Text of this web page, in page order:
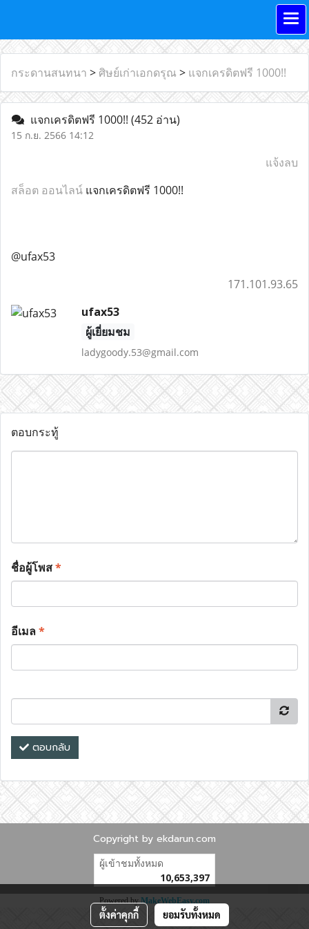
กระดานสนทนา > ศิษย์เก่าเอกดรุณ > แจกเครดิตฟรี 1000!!
แจกเครดิตฟรี 1000!! (452 อ่าน)
15 ก.ย. 2566 14:12
แจ้งลบ
สล็อต ออนไลน์ แจกเครดิตฟรี 1000!!
@ufax53
171.101.93.65
ufax53
ผู้เยี่ยมชม
ladygoody.53@gmail.com
ตอบกระทู้
ชื่อผู้โพส*
อีเมล*
ตอบกลับ
Copyright by ekdarun.com
ผู้เข้าชมทั้งหมด
10,653,397
Powered byMakeWebEasy.com
ตั้งค่าคุกกี้ ยอมรับทั้งหมด